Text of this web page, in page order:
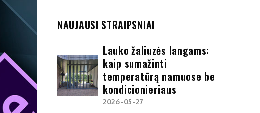
NAUJAUSI STRAIPSNIAI
Lauko žaliuzės langams:
kaip sumažinti
temperatūrą namuose be
kondicionieriaus
2026-05-27